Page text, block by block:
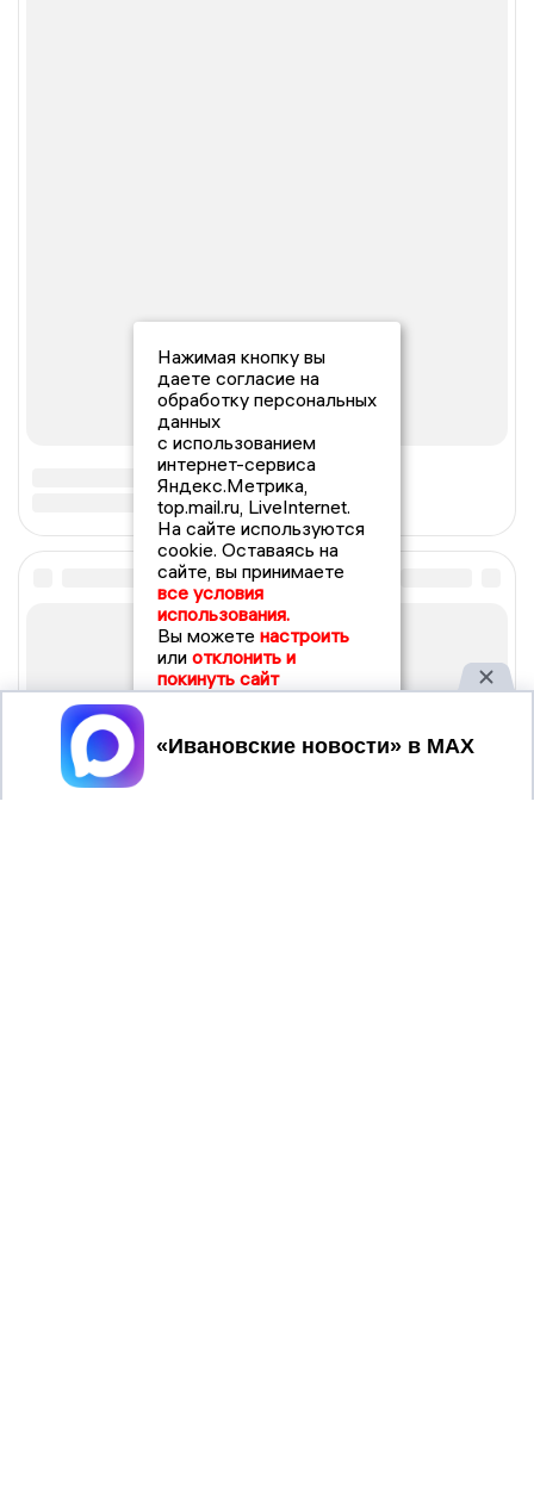
Нажимая кнопку вы
даете согласие на
обработку персональных
данных
с использованием
интернет-сервиса
Яндекс.Метрика,
top.mail.ru, LiveInternet.
На сайте используются
cookie. Оставаясь на
сайте, вы принимаете
все условия
использования.
Вы можете настроить
или отклонить и
покинуть сайт
Принять